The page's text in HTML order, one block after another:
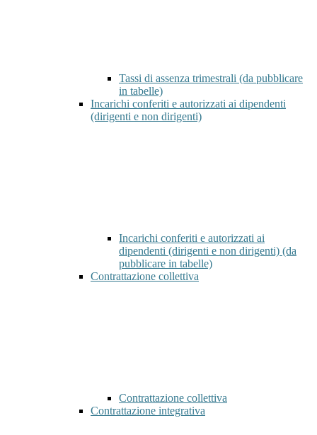
Tassi di assenza trimestrali (da pubblicare
in tabelle)
Incarichi conferiti e autorizzati ai dipendenti
(dirigenti e non dirigenti)
Incarichi conferiti e autorizzati ai
dipendenti (dirigenti e non dirigenti) (da
pubblicare in tabelle)
Contrattazione collettiva
Contrattazione collettiva
Contrattazione integrativa